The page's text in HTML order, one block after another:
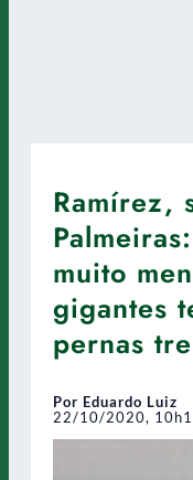
Ramírez,
muito
gigantes
pernas
Por Eduardo Luiz
22/10/2020,